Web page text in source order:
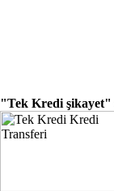
"Tek Kredi şikayet"